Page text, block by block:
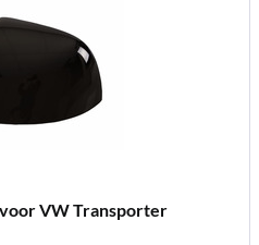
VW Transporter